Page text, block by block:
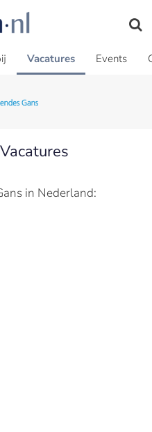
Vacatures Events
Vacatures
in Nederland: